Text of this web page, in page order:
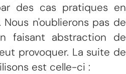
des cas pratiques en
n'oublierons pas de
faisant abstraction de
provoquer. La suite de
est celle-ci :